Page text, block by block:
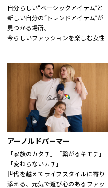
自分らしい“ベーシックアイテム”と
新しい自分の“トレンドアイテム”が
見つかる場所。
今らしいファッションを楽しむ女性
アーノルドパーマー
「家族のカタチ」「繋がるキモチ」
「変わらないカチ」
世代を越えてライフスタイルに寄り
添える、元気で遊び心のあるファッ